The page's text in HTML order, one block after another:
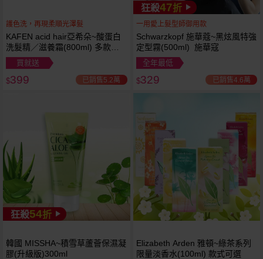
護色洗，再現柔順光澤髮
KAFEN acid hair亞希朵~酸蛋白
洗髮精／滋養霜(800ml) 多款可
選
買就送
$399 已銷售5.2萬
狂殺47折
一用愛上髮型師御用款
Schwarzkopf 施華蔻~黑炫風特強
定型霧(500ml) 施華寇
全年最低
$329 已銷售4.6萬
狂殺54折
韓國 MISSHA~積雪草蘆薈保濕凝
膠(升級版)300ml
Elizabeth Arden 雅頓~綠茶系列
限量淡香水(100ml) 款式可選